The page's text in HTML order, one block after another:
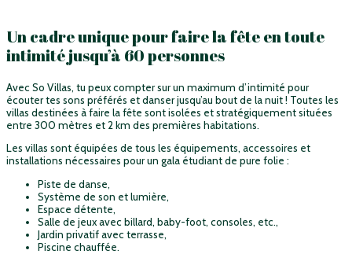
Un cadre unique pour faire la fête en toute
intimité jusqu’à 60 personnes
Avec So Villas, tu peux compter sur un maximum d’intimité pour
écouter tes sons préférés et danser jusqu’au bout de la nuit ! Toutes les
villas destinées à faire la fête sont isolées et stratégiquement situées
entre 300 mètres et 2 km des premières habitations.
Les villas sont équipées de tous les équipements, accessoires et
installations nécessaires pour un gala étudiant de pure folie :
Piste de danse,
Système de son et lumière,
Espace détente,
Salle de jeux avec billard, baby-foot, consoles, etc.,
Jardin privatif avec terrasse,
Piscine chauffée.